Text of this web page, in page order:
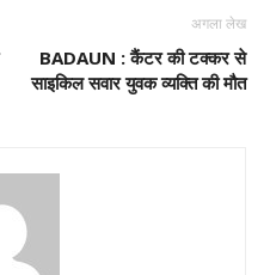
अगला लेख
BADAUN : कैंटर की टक्कर से
साइकिल सवार युवक व्यक्ति की मौत